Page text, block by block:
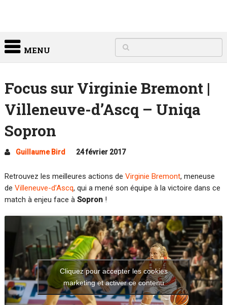
MENU
Focus sur Virginie Bremont |
Villeneuve-d’Ascq – Uniqa
Sopron
Guillaume Bird 24 février 2017
Retrouvez les meilleures actions de Virginie Bremont, meneuse
de Villeneuve-d’Ascq, qui a mené son équipe à la victoire dans ce
match à enjeu face à Sopron!
Cliquez pour accepter les cookies
marketing et activer ce contenu